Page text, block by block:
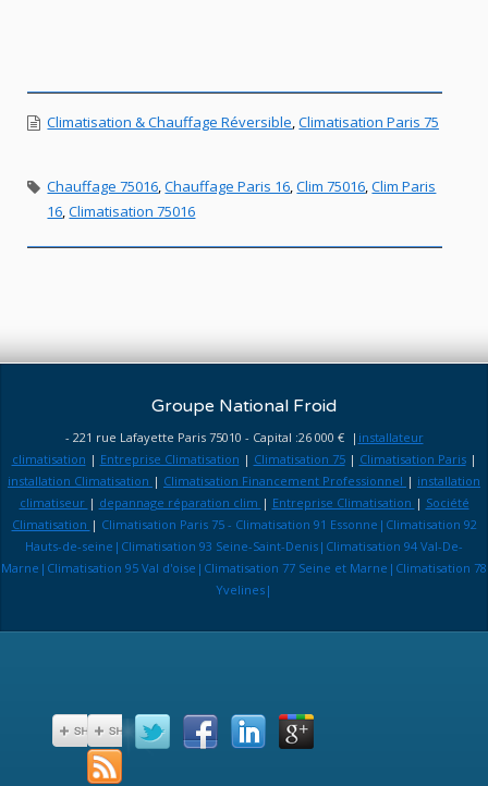
Climatisation & Chauffage Réversible ,Climatisation Paris 75
Chauffage 75016 ,Chauffage Paris 16 ,Clim 75016 ,Clim Paris
16 ,Climatisation 75016
Groupe National Froid
- 221 rue Lafayette Paris 75010 - Capital :26 000 € | installateur
climatisation | Entreprise Climatisation | Climatisation 75| Climatisation Paris|
installation Climatisation | Climatisation Financement Professionnel | installation
climatiseur | depannage réparation clim | Entreprise Climatisation | Société
Climatisation | Climatisation Paris 75 - Climatisation 91 Essonne|Climatisation 92
Hauts-de-seine|Climatisation 93 Seine-Saint-Denis|Climatisation 94 Val-De-
Marne|Climatisation 95 Val d'oise|Climatisation 77 Seine et Marne|Climatisation 78
Yvelines|